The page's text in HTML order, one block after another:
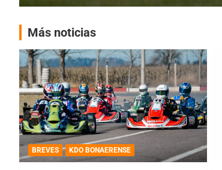
Más noticias
BREVES KDO BONAERENSE